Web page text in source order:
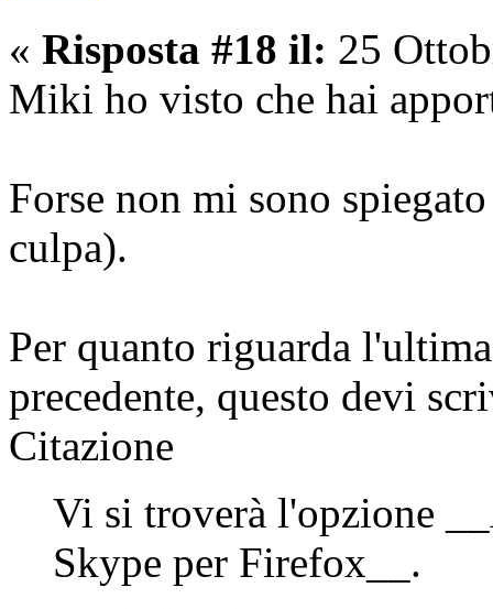
« Risposta #18 il: 25
Miki ho visto che hai
Forse non mi sono
culpa).
Per quanto riguarda
precedente, questo devi
Citazione
Vi si troverà l'opzione
Skype per Firefox__.